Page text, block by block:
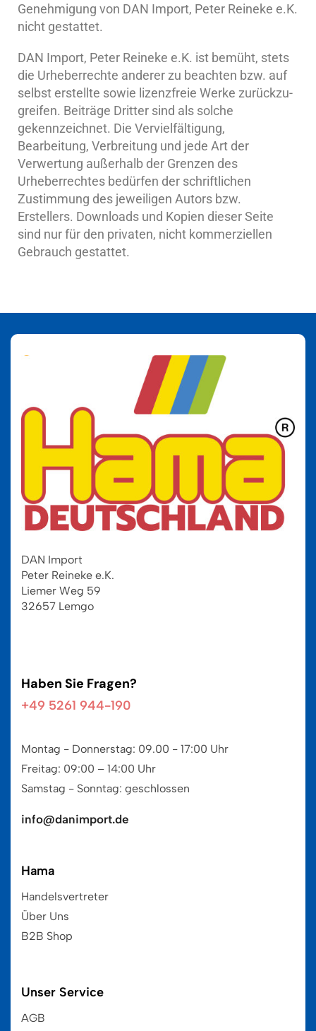
Genehmigung von DAN Import, Peter Reineke e.K.
nicht gestattet.
DAN Import, Peter Reineke e.K. ist bemüht, stets
die Urheberrechte anderer zu beachten bzw. auf
selbst erstellte sowie lizenzfreie Werke zurückzu­
greifen. Beiträge Dritter sind als solche
gekennzeichnet. Die Vervielfältigung,
Bearbeitung, Verbreitung und jede Art der
Verwertung außerhalb der Grenzen des
Urheberrechtes bedür­fen der schriftlichen
Zustimmung des jeweiligen Autors bzw.
Erstellers. Downloads und Kopien dieser Seite
sind nur für den privaten, nicht kommerziellen
Gebrauch gestattet.
DAN Import
Peter Reineke e.K.
Liemer Weg 59
32657 Lemgo
Haben Sie Fragen?
+49 5261 944-190
Montag - Donnerstag: 09.00 - 17:00 Uhr
Freitag: 09:00 – 14:00 Uhr
Samstag - Sonntag: geschlossen
info@danimport.de
Hama
Handelsvertreter
Über Uns
B2B Shop
Unser Service
AGB